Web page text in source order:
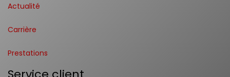
Actualité
Carrière
Prestations